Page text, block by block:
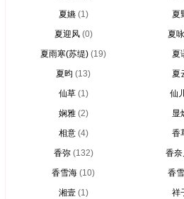
夏嬿 (1)
夏
夏迎风 (0)
夏
夏雨寒(苏缇) (19)
夏
夏昀 (13)
夏
仙草 (1)
仙
娴雅 (2)
显
相意 (4)
香
香弥 (132)
香奈
香雪海 (10)
香
湘壹 (1)
祥